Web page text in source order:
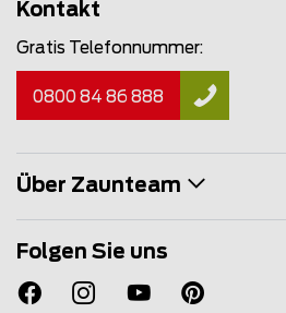
Kontakt
Gratis Telefonnummer:
0800 84 86 888
Über Zaunteam
Folgen Sie uns